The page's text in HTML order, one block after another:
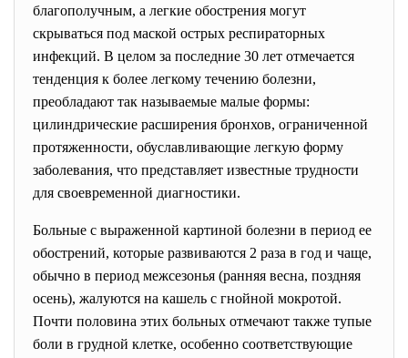
благополучным, а легкие обострения могут
скрываться под маской острых респираторных
инфекций. В целом за последние 30 лет отмечается
тенденция к более легкому течению болезни,
преобладают так называемые малые формы:
цилиндрические расширения бронхов, ограниченной
протяженности, обуславливающие легкую форму
заболевания, что представляет известные трудности
для своевременной диагностики.
Больные с выраженной картиной болезни в период ее
обострений, которые развиваются 2 раза в год и чаще,
обычно в период межсезонья (ранняя весна, поздняя
осень), жалуются на кашель с гнойной мокротой.
Почти половина этих больных отмечают также тупые
боли в грудной клетке, особенно соответствующие